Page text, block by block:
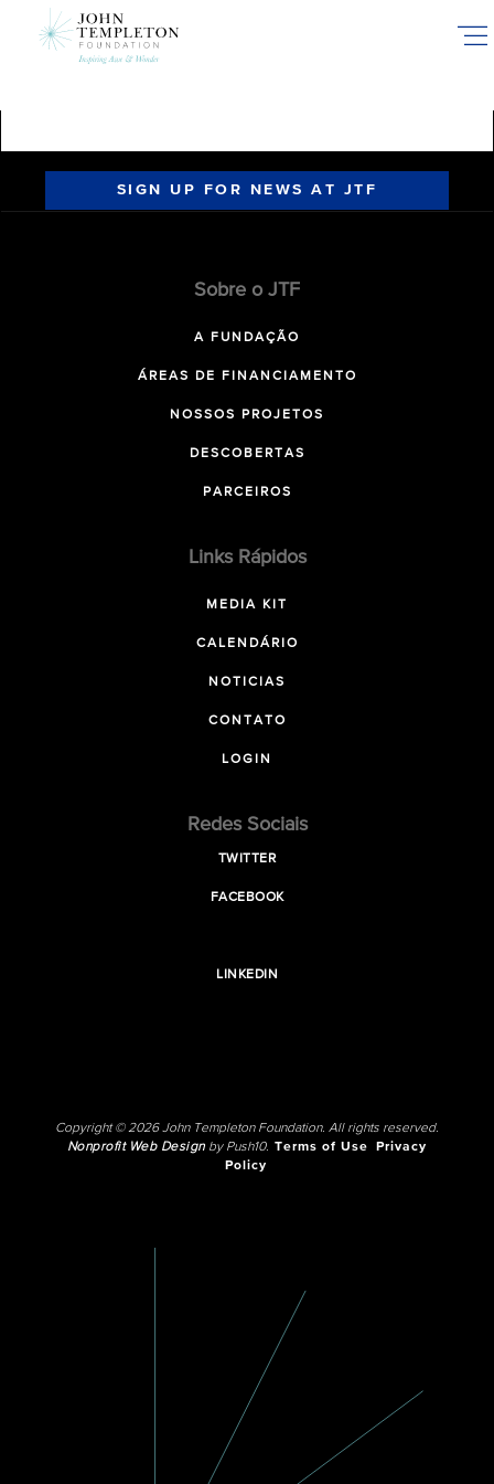
SIGN UP FOR NEWS AT JTF
Sobre o JTF
A FUNDAÇÃO
ÁREAS DE FINANCIAMENTO
NOSSOS PROJETOS
DESCOBERTAS
PARCEIROS
Links Rápidos
MEDIA KIT
CALENDÁRIO
NOTICIAS
CONTATO
LOGIN
Redes Sociais
TWITTER
FACEBOOK
LINKEDIN
Copyright © 2026 John Templeton Foundation. All rights reserved.
Nonprofit Web Designby Push10. Terms of Use
Privacy
Policy